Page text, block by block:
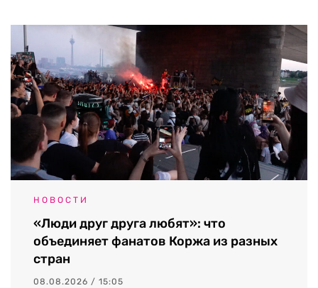
НОВОСТИ
«Люди друг друга любят»: что
объединяет фанатов Коржа из разных
стран
08.08.2026 / 15:05